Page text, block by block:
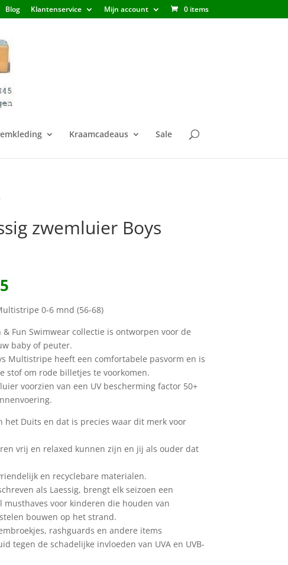
Blog Klantenservice Mijn account 0 items
Kraamcadeaus Sale
zwemluier Boys
Huidige
is:
€11,95.
0-6 mnd (56-68)
& Fun Swimwear collectie is ontworpen voor de
baby of peuter.
Multistripe heeft een comfortabele pasvorm en is
stof om rode billetjes te voorkomen.
voorzien van een UV bescherming factor 50+
het Duits en dat is precies waar dit merk voor
vrij en relaxed kunnen zijn en jij als ouder dat
en recyclebare materialen.
als Laessig, brengt elk seizoen een
voor kinderen die houden van
bouwen op het strand.
rashguards en andere items
tegen de schadelijke invloeden van UVA en UVB-